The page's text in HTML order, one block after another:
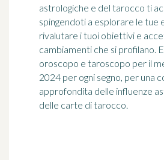
astrologiche e del tarocco ti
spingendoti a esplorare le tue
rivalutare i tuoi obiettivi e
cambiamenti che si profilano.
oroscopo e taroscopo per il
2024 per ogni segno, per una
approfondita delle influenze
delle carte di tarocco.